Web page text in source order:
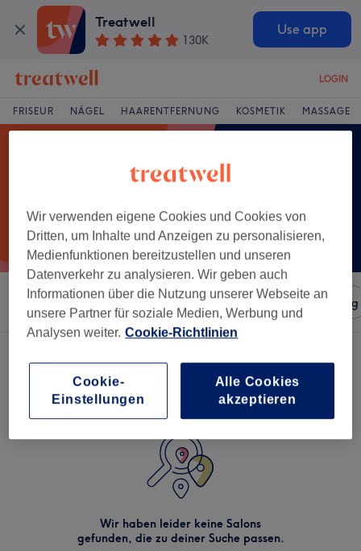
Treatwell
130K
Use app
LOGIN
FRISEUR NÄGEL HAARENTFERNUNG KOSMETIK MASSAGE
Sortieren nach Salons Expressangebote Bewertung
Wir haben leider keine Salons
gefunden, die zu deiner Suche passen.
Wir verwenden eigene Cookies und Cookies von
Dritten, um Inhalte und Anzeigen zu personalisieren,
Medienfunktionen bereitzustellen und unseren
Datenverkehr zu analysieren. Wir geben auch
Informationen über die Nutzung unserer Webseite an
unsere Partner für soziale Medien, Werbung und
Analysen weiter. Cookie-Richtlinien
Alle Cookies
akzeptieren
Cookie-
Einstellungen